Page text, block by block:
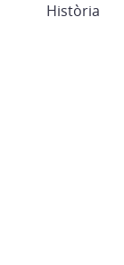
Història